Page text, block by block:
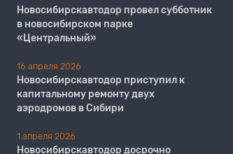
Новосибирскавтодор провел субботник
в новосибирском парке
«Центральный»
16 апреля 2026
Новосибирскавтодор приступил к
капитальному ремонту двух
аэродромов в Сибири
1 апреля 2026
Новосибирскавтодор досрочно